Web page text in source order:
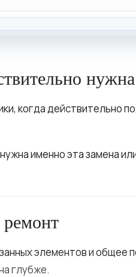
нужна
когда действительно
именно эта замена
ремонт
элементов и общее
глубже.